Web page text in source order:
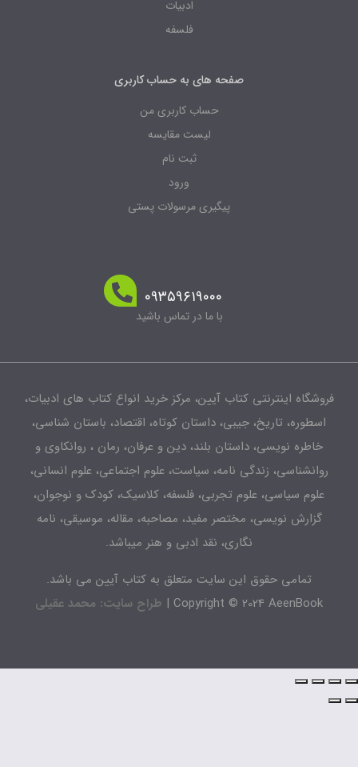
صفحه های به حساب کاربری
حساب کاربری من
لیست مقایسه
پیگیری مرسولات پستی
۰۹۳۵۹۶۱۹۰۰۰
با ما در تماس باشید
اینترنتی کتاب آیین، مرکز خرید انواع کتاب های ادبیات،
تاریخ، جیبی، داستان کوتاه، اقتصاد، باستان شناسی،
نویسی، داستان بلند، دین و عرفان، رمان ، روانکاوی و
زندگی نامه، سیاست، علوم اجتماعی، علوم انسانی،
سیاسی، علوم تجربی، فلسفه، کلاسیک، کودک و نوجوان،
نویسی، مختصر مفید، مصاحبه، مقاله، موسیقی، نامه
نگاری، نقد ادبی و هنر میباشد.
تمامی حقوق این سایت متعلق به کتاب آیین می باشد.
Copyright © 2024 AeenBook طراح سایت: محمد عقیلی